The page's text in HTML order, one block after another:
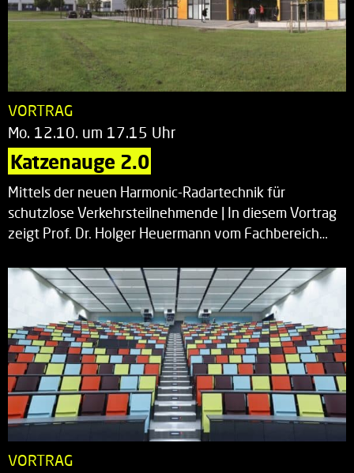
VORTRAG
Mo. 12.10. um 17.15 Uhr
Katzenauge 2.0
Mittels der neuen Harmonic-Radartechnik für
schutzlose Verkehrsteilnehmende | In diesem Vortrag
zeigt Prof. Dr. Holger Heuermann vom Fachbereich…
VORTRAG